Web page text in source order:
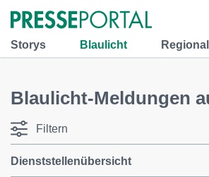
Storys Blaulicht Regional
Blaulicht-Meldungen
Filtern
Dienststellenübersicht